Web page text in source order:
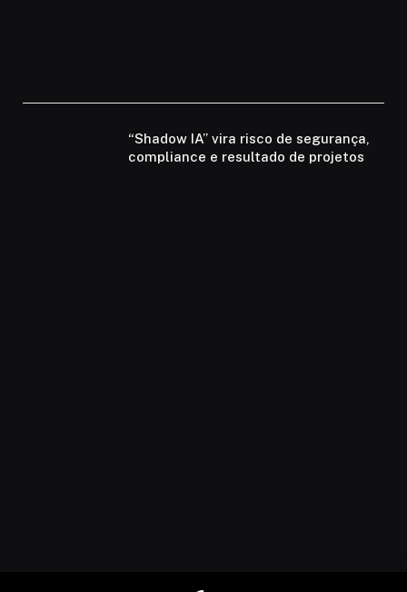
“Shadow IA” vira risco de segurança,
compliance e resultado de projetos